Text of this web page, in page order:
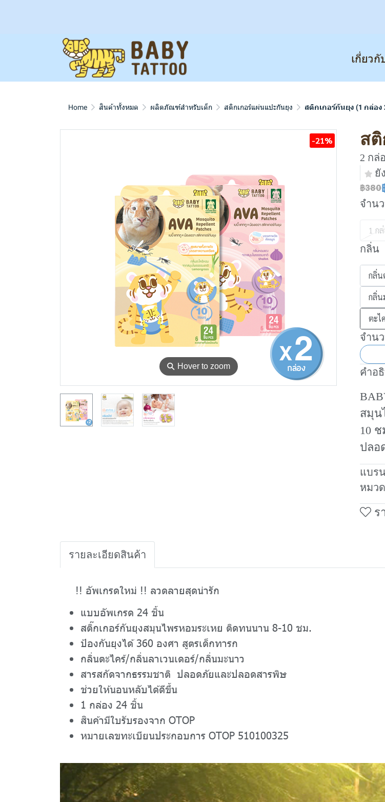
เกี่ยว
Home สินค้าทั้งหมด ผลิตภัณฑ์สำหรับเด็ก สติกเกอร์แผ่นแปะกันยุง สติกเกอร์กันยุง (1 กล่อง
⚲ Hover to zoom
-21% สติ
2 กล่
ยั
฿380
จำน
1 ก
กลิ่น
กลิ่น
กลิ่น
ตะไ
จำน
คำอ
สมุน
10
ปลอ
แบร
หมว
ร
รายละเอียดสินค้า
!! อัพเกรดใหม่ !! ลวดลายสุดน่ารัก
แบบอัพเกรด 24 ชิ้น
สติ๊กเกอร์กันยุงสมุนไพรหอมระเหย ติดทนนาน 8-10 ชม.
ป้องกันยุงได้ 360 องศา สูตรเด็กทารก
กลิ่นตะไคร้/กลิ่นลาเวนเดอร์/กลิ่นมะนาว
สารสกัดจากธรรมชาติ ปลอดภัยและปลอดสารพิษ
ช่วยให้นอนหลับได้ดีขึ้น
1 กล่อง 24 ชิ้น
สินค้ามีใบรับรองจาก OTOP
หมายเลขทะเบียนประกอบการ OTOP 510100325